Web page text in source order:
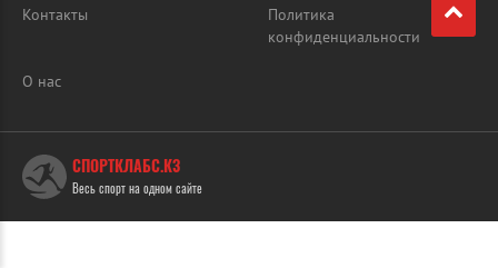
Контакты
Политика
конфиденциальности
О нас
СПОРТКЛАБС.КЗ
Весь спорт на одном сайте